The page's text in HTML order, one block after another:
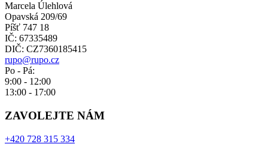
Marcela Úlehlová
Opavská 209/69
Píšť 747 18
IČ: 67335489
DIČ: CZ7360185415
rupo@rupo.cz
Po - Pá:
9:00 - 12:00
13:00 - 17:00
ZAVOLEJTE NÁM
+420 728 315 334